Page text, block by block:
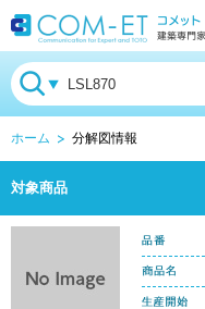
ホーム 分解図情報
対象商品